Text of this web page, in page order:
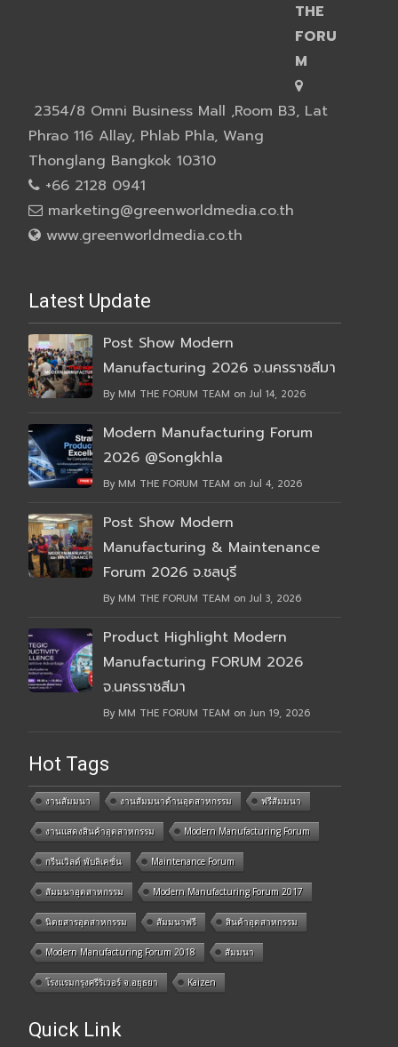
THE
FORU
M
2354/8 Omni Business Mall ,Room B3, Lat
Phrao 116 Allay, Phlab Phla, Wang
Thonglang Bangkok 10310
+66 2128 0941
marketing@greenworldmedia.co.th
www.greenworldmedia.co.th
Latest Update
Post Show Modern
Manufacturing 2026 จ.นครราชสีมา
By MM THE FORUM TEAM on Jul 14, 2026
Modern Manufacturing Forum
2026 @Songkhla
By MM THE FORUM TEAM on Jul 4, 2026
Post Show Modern
Manufacturing & Maintenance
Forum 2026 จ.ชลบุรี
By MM THE FORUM TEAM on Jul 3, 2026
Product Highlight Modern
Manufacturing FORUM 2026
จ.นครราชสีมา
By MM THE FORUM TEAM on Jun 19, 2026
Hot Tags
งานสัมมนา งานสัมมนาด้านอุตสาหกรรม ฟรีสัมมนา
งานแสดงสินค้าอุตสาหกรรม Modern Manufacturing Forum
กรีนเวิลด์ พับลิเคชั่น Maintenance Forum
สัมมนาอุตสาหกรรม Modern Manufacturing Forum 2017
นิตยสารอุตสาหกรรม สัมมนาฟรี สินค้าอุตสาหกรรม
Modern Manufacturing Forum 2018 สัมมนา
โรงแรมกรุงศรีริเวอร์ จ.อยุธยา Kaizen
Quick Link